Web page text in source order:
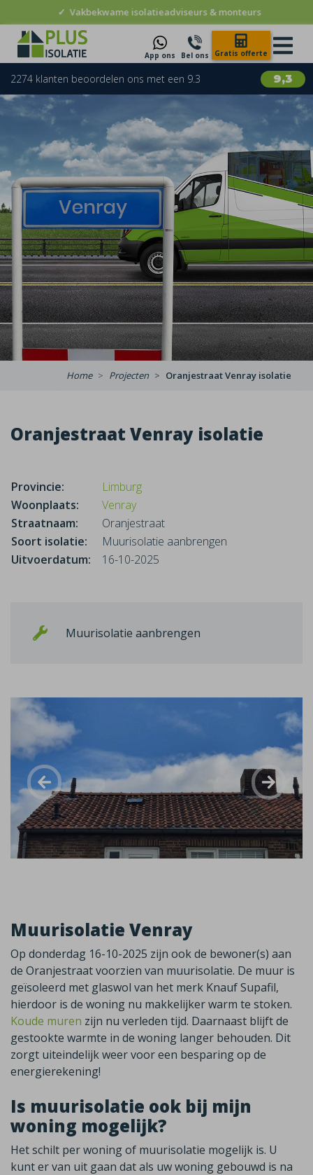
✓ Vakbekwame isolatieadviseurs & monteurs
App ons Bel ons Gratis offerte
9,3
2274 klanten beoordelen ons met een 9.3
Home Projecten Oranjestraat Venray isolatie
Oranjestraat Venray isolatie
Provincie:
Limburg
Woonplaats:
Venray
Straatnaam:
Oranjestraat
Soort isolatie:
Muurisolatie aanbrengen
Uitvoerdatum:
16-10-2025
Muurisolatie aanbrengen
Muurisolatie Venray
Op donderdag 16-10-2025 zijn ook de bewoner(s) aan
de Oranjestraat voorzien van muurisolatie. De muur is
geïsoleerd met glaswol van het merk Knauf Supafil,
hierdoor is de woning nu makkelijker warm te stoken.
Koude muren zijn nu verleden tijd. Daarnaast blijft de
gestookte warmte in de woning langer behouden. Dit
zorgt uiteindelijk weer voor een besparing op de
energierekening!
Is muurisolatie ook bij mijn
woning mogelijk?
Het schilt per woning of muurisolatie mogelijk is. U
kunt er van uit gaan dat als uw woning gebouwd is na